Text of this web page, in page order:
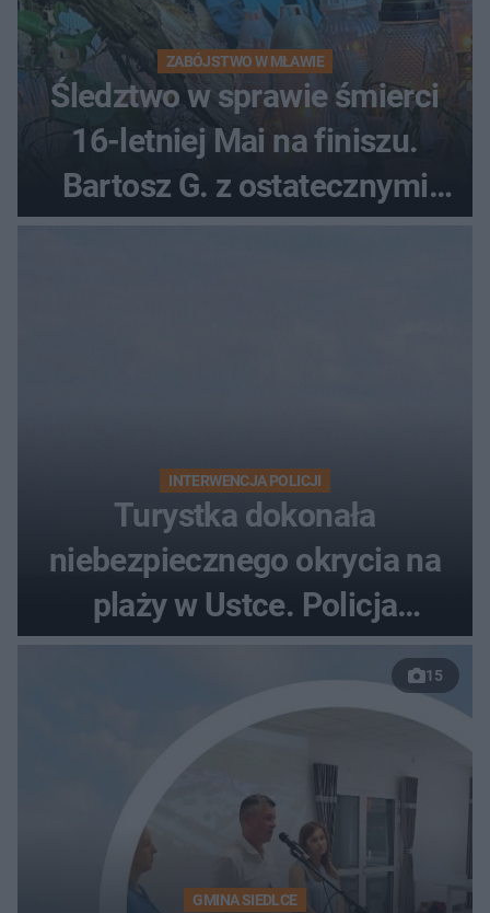
ZABÓJSTWO W MŁAWIE
Śledztwo w sprawie śmierci
16-letniej Mai na finiszu.
Bartosz G. z ostatecznymi
zarzutami
INTERWENCJA POLICJI
Turystka dokonała
niebezpiecznego okrycia na
plaży w Ustce. Policja
musiała zamknąć odcinek
15
GMINA SIEDLCE